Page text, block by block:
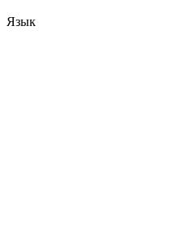
Язык